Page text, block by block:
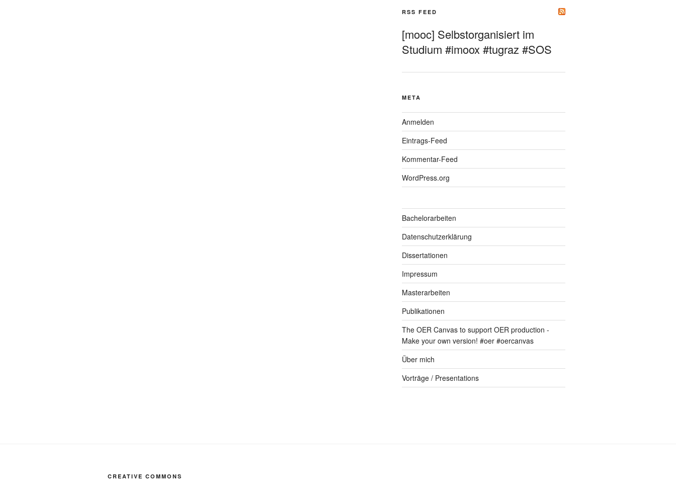
RSS FEED
[mooc] Selbstorganisiert im
Studium #imoox #tugraz #SOS
META
Anmelden
Eintrags-Feed
Kommentar-Feed
WordPress.org
Bachelorarbeiten
Datenschutzerklärung
Dissertationen
Impressum
Masterarbeiten
Publikationen
The OER Canvas to support OER production -
Make your own version! #oer #oercanvas
Über mich
Vorträge / Presentations
CREATIVE COMMONS